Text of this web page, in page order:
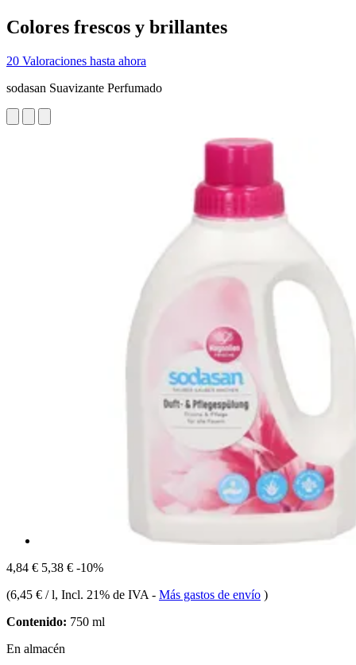
Colores frescos y brillantes
20 Valoraciones hasta ahora
sodasan Suavizante Perfumado
4,84 € 5,38 € -10%
(6,45 € / l, Incl. 21% de IVA - Más gastos de envío )
Contenido: 750 ml
En almacén